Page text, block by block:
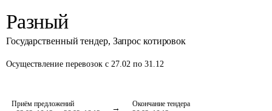
Разный
Государственный тендер, Запрос котировок
Осуществление перевозок с 27.02 по 31.12
Приём предложений
Окончание тендера